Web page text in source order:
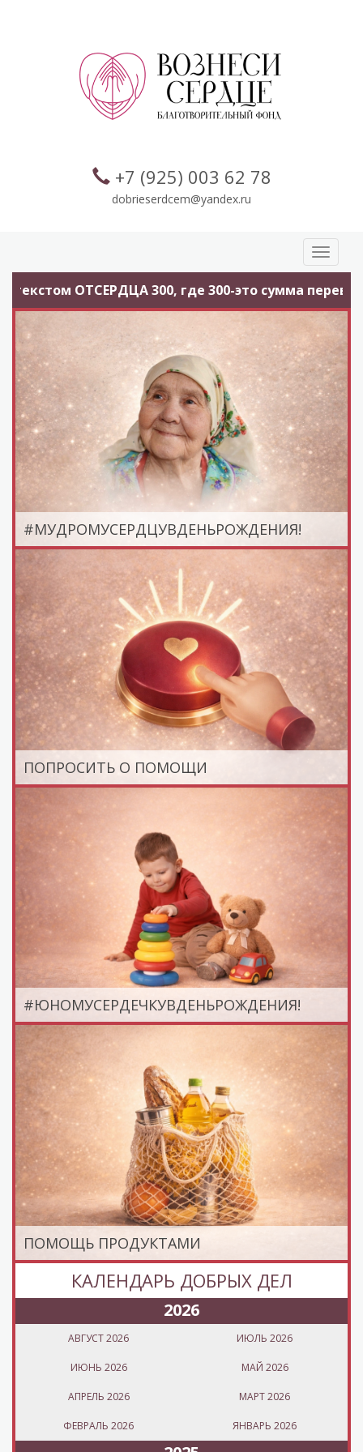
+7 (925) 003 62 78
dobrieserdcem@yandex.ru
Toggle
300, где 300-это сумма перевода.
#МУДРОМУСЕРДЦУВДЕНЬРОЖДЕНИЯ!
ПОПРОСИТЬ О ПОМОЩИ
#ЮНОМУСЕРДЕЧКУВДЕНЬРОЖДЕНИЯ!
ПОМОЩЬ ПРОДУКТАМИ
КАЛЕНДАРЬ ДОБРЫХ ДЕЛ
2026
АВГУСТ 2026 ИЮЛЬ 2026
ИЮНЬ 2026 МАЙ 2026
АПРЕЛЬ 2026 МАРТ 2026
ФЕВРАЛЬ 2026 ЯНВАРЬ 2026